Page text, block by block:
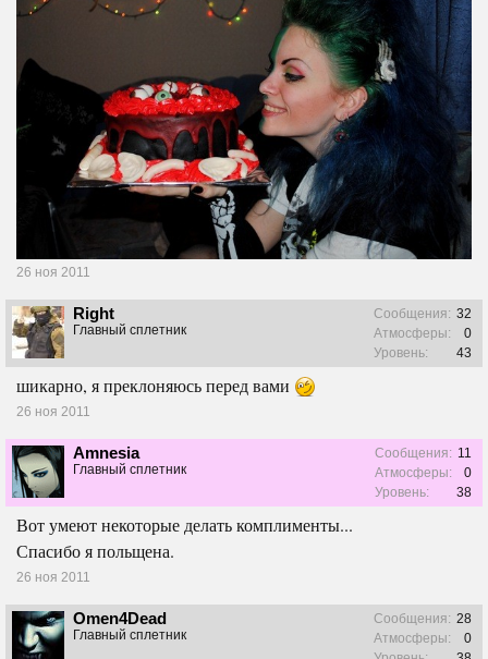
26 ноя 2011
Right
Главный сплетник
Сообщения: 32
Атмосферы:
0
Уровень:
43
шикарно, я преклоняюсь перед вами
26 ноя 2011
Amnesia
Главный сплетник
Сообщения: 11
Атмосферы:
0
Уровень:
38
Вот умеют некоторые делать комплименты...
Спасибо я польщена.
26 ноя 2011
Omen4Dead
Главный сплетник
Сообщения: 28
Атмосферы:
0